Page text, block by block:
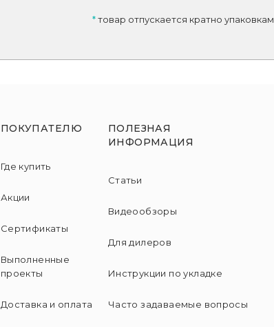
*товар отпускается кратно упаковкам
ПОКУПАТЕЛЮ
Где купить
Акции
Сертификаты
Выполненные
проекты
Доставка и оплата
ПОЛЕЗНАЯ
ИНФОРМАЦИЯ
Статьи
Видеообзоры
Для дилеров
Инструкции по укладке
Часто задаваемые вопросы